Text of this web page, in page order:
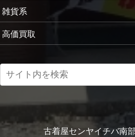
雑貨系
高価買取
古着屋センヤイチバ南